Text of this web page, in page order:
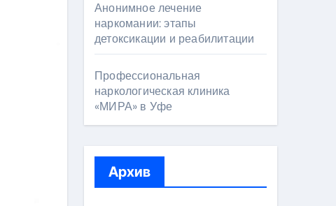
Анонимное лечение
наркомании: этапы
детоксикации и реабилитации
Профессиональная
наркологическая клиника
«МИРА» в Уфе
Архив